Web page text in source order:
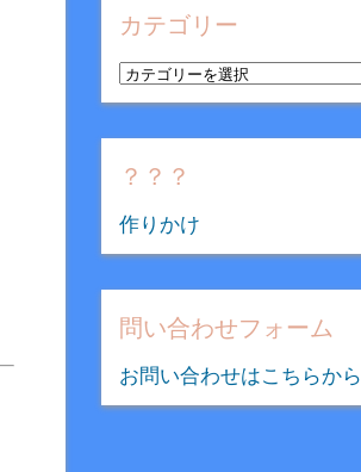
イ
カテゴリー
カ
テ
ゴ
リ
？？？
作りかけ
問い合わせフォーム
お問い合わせはこちらから